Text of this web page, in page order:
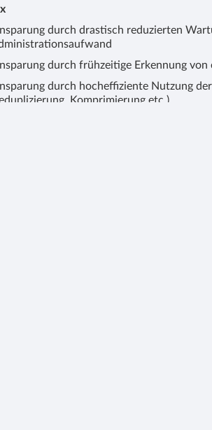
durch drastisch reduzierten
durch frühzeitige Erkennung
durch hocheffiziente Nutzung
Komprimierung etc.)